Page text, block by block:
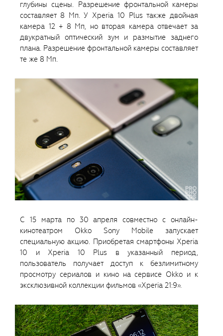
глубины сцены. Разрешение фронтальной камеры
составляет 8 Мп. У Xperia 10 Plus также двойная
камера 12 + 8 Мп, но вторая камера отвечает за
двукратный оптический зум и размытие заднего
плана. Разрешение фронтальной камеры составляет
те же 8 Мп.
С 15 марта по 30 апреля совместно с онлайн-
кинотеатром Okko Sony Mobile запускает
специальную акцию. Приобретая смартфоны Xperia
10 и Xperia 10 Plus в указанный период,
пользователь получает доступ к безлимитному
просмотру сериалов и кино на сервисе Okko и к
эксклюзивной коллекции фильмов «Xperia 21:9».